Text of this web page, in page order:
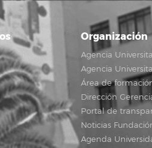
Organización
Agencia
Agencia
Área de
Dirección
Portal de
Noticias
Agenda